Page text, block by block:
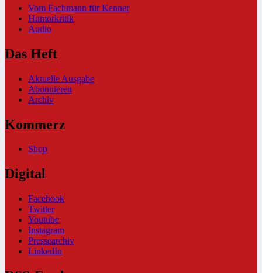
Vom Fachmann für Kenner
Humorkritik
Audio
Das Heft
Aktuelle Ausgabe
Abonnieren
Archiv
Kommerz
Shop
Digital
Facebook
Twitter
Youtube
Instagram
Pressearchiv
LinkedIn